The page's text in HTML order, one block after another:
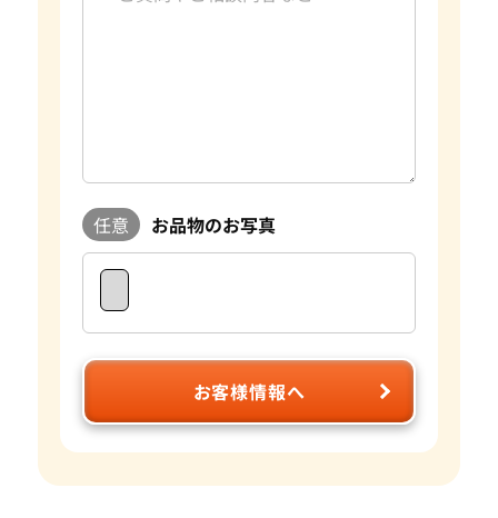
任意 お品物のお写真
お客様情報へ